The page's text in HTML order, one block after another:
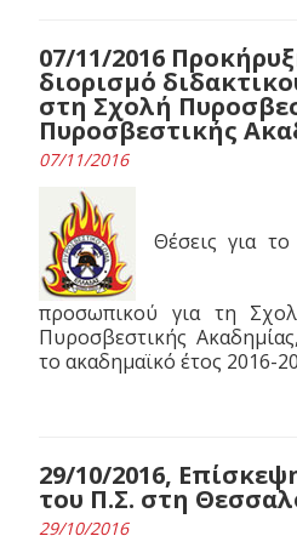
07/11/2016
διορισμό
στη Σχολή
Πυροσβεστικής
07/11/2016
Θέσεις για το
προσωπικού για τη
Πυροσβεστικής
το ακαδημαϊκό έτος 2016-
29/10/2016,
του Π.Σ. στη
29/10/2016